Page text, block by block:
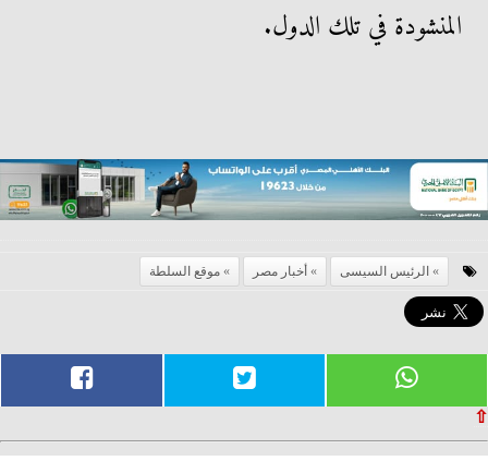
المنشودة في تلك الدول.
الرئيس السيسى أخبار مصر موقع السلطة
⇧